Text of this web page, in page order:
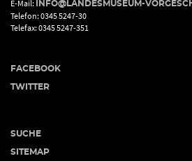
E-Mail:
INFO@LANDESMUSEUM-
Telefon: 0345 5247-30
Telefax: 0345 5247-351
FACEBOOK
TWITTER
SUCHE
SITEMAP